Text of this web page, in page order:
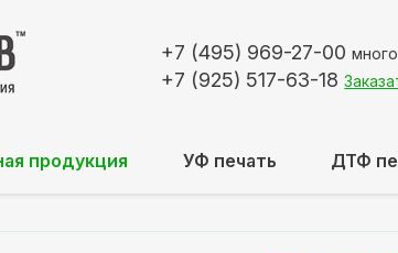
+7 (495) 969-27-00
+7 (925) 517-63-18
продукция УФ печать ДТФ